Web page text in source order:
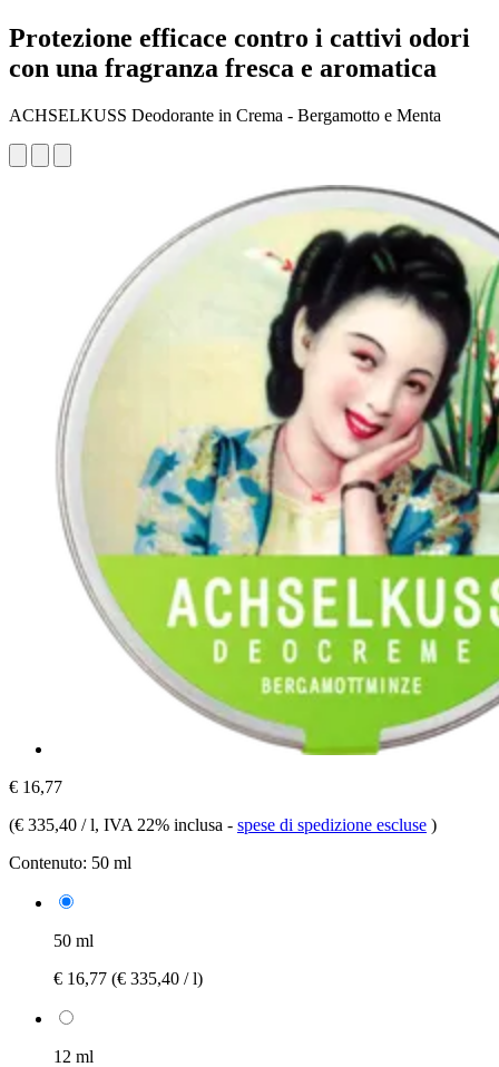
Protezione efficace contro i cattivi odori
con una fragranza fresca e aromatica
ACHSELKUSS Deodorante in Crema - Bergamotto e Menta
€ 16,77
(€ 335,40 / l, IVA 22% inclusa - spese di spedizione escluse )
Contenuto: 50 ml
50 ml
€ 16,77 (€ 335,40 / l)
12 ml